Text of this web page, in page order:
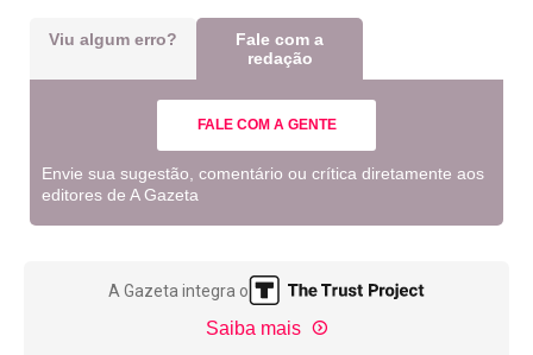
Viu algum erro?
Fale com a
redação
FALE COM A GENTE
Envie sua sugestão, comentário ou crítica diretamente aos
editores de A Gazeta
A Gazeta integra o
Saiba mais